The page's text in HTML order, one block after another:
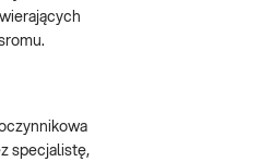
specjalistę,